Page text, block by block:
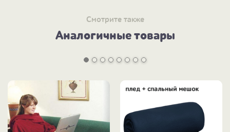
Смотрите также
Аналогичные товары